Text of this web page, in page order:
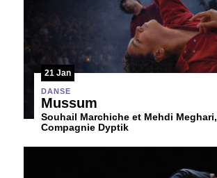
21 Jan
DANSE
Mussum
Souhail Marchiche et Mehdi Meghari,
Compagnie Dyptik